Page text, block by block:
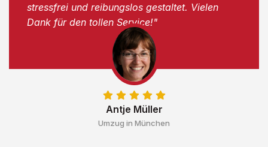
Antje Müller
Umzug in München
stressfrei und reibungslos gestaltet. Vielen
Dank für den tollen Service!"